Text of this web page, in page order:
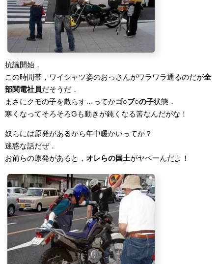
抗議開始．
この時間帯，ワイシャツ姿のおっさんがワラワラ通るのだが全
部関電社員だそうだ．
まさにクモの子を散らす…ってかゴ○ブ○の子状態．
寒くなってそろそろGも動きが鈍くなる筈なんだがな！
奴らには原発があるから年中暖かいってか？
迷惑な話だぜ．
お前らの原発があると， オレらの国土がヤベーんだよ！